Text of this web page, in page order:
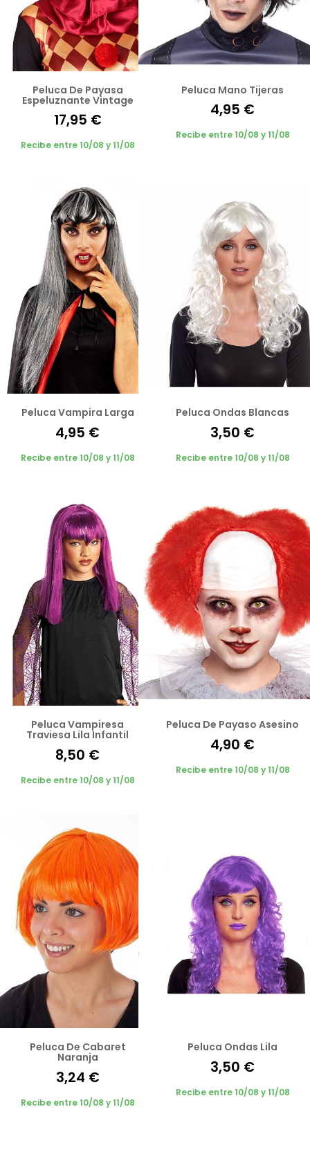
Peluca De Payasa
Espeluznante Vintage
17,95 €
Recibe entre 10/08 y 11/08
Peluca Mano Tijeras
4,95 €
Recibe entre 10/08 y 11/08
Peluca Vampira Larga
4,95 €
Recibe entre 10/08 y 11/08
Peluca Ondas Blancas
3,50 €
Recibe entre 10/08 y 11/08
Peluca Vampiresa
Traviesa Lila Infantil
8,50 €
Recibe entre 10/08 y 11/08
Peluca De Payaso Asesino
4,90 €
Recibe entre 10/08 y 11/08
Peluca De Cabaret
Naranja
3,24 €
Recibe entre 10/08 y 11/08
Peluca Ondas Lila
3,50 €
Recibe entre 10/08 y 11/08